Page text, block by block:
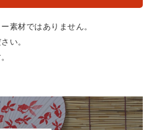
素材ではありません。
い。